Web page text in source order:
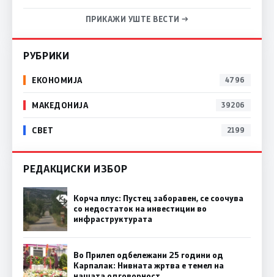
ПРИКАЖИ УШТЕ ВЕСТИ →
РУБРИКИ
ЕКОНОМИЈА 4796
МАКЕДОНИЈА 39206
СВЕТ 2199
РЕДАКЦИСКИ ИЗБОР
Корча плус: Пустец заборавен, се соочува
со недостаток на инвестиции во
инфраструктурата
Во Прилеп одбележани 25 години од
Карпалак: Нивната жртва е темел на